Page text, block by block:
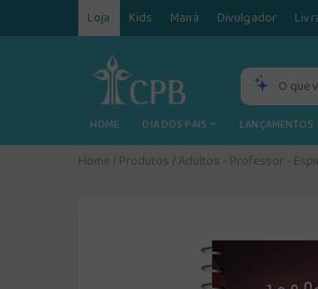
Loja Kids Maná Divulgador
HOME DIA DOS PAIS LANÇAMENTOS
Home /Produtos /Adultos - Professor -